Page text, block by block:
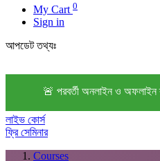
My Cart 0
Sign in
আপডেট তথ্যঃ
🚨 পরবর্তী অনলাইন ও অফলাইন
লাইভ কোর্স
ফ্রি সেমিনার
Courses